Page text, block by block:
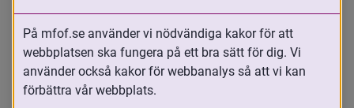
Skriv ut Dela
Adoptionsföreningen La Casa, ALC 1997-2015.
Förmedlade adoptioner från institutionen La Casa de la
På mfof.se använder vi nödvändiga kakor för att
webbplatsen ska fungera på ett bra sätt för dig. Vi
använder också kakor för webbanalys så att vi kan
förbättra vår webbplats.